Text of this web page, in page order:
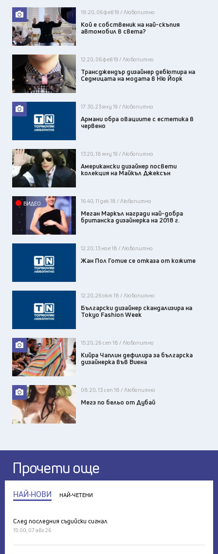
18:20, 06 фев 19 / Любопитно
Кой е собственик на най-скъпия
автомобил в света?
12:20, 06 фев 19 / Любопитно
Трансджендър дизайнер дебютира на
Седмицата на модата в Ню Йорк
17:30, 23 яну 19 / Любопитно
Армани обра овациите с естетика в
червено
13:20, 18 яну 19 / Любопитно
Американски дизайнер посвети
колекция на Майкъл Джексън
ВИДЕО 16:40, 11 дек 18 / Любопитно
Меган Маркъл награди най-добра
британска дизайнерка на 2018 г.
12:20, 13 ное 18 / Любопитно
Жан Пол Готие се отказа от кожите
12:20, 26 окт 18 / Любопитно
Български дизайнер скандализира на
Tokyo Fashion Week
15:20, 26 сеп 18 / Любопитно
Кийра Чаплин дефилира за българска
дизайнерка във Виена
08:20, 13 сеп 18 / Любопитно
Мегз по бельо от Дубай
Прочети още
НАЙ-НОВИ НАЙ-ЧЕТЕНИ
След последния съдийски сигнал
15:00, 07 авг 26